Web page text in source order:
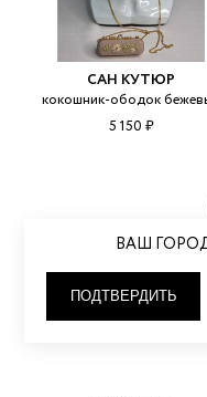
ВАШ
ПОДТВЕРДИТЬ
САН КУТЮР
кокошник-ободок
5 150 ₽